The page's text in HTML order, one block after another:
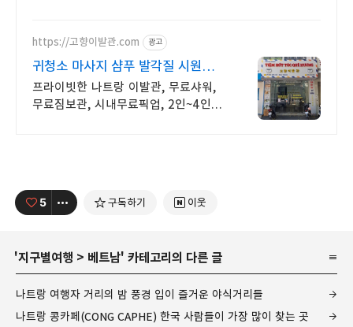
https://고향이발관.com 광고
귀청소 마사지 샴푸 발각질 시원하고
만족도 높은 이발관
프라이빗한 나트랑 이발관, 무료샤워,
무료짐보관, 시내무료픽업, 2인~4인실
5 구독하기 이웃
'지구별여행 > 베트남' 카테고리의 다른 글
나트랑 여행자 거리의 밤 풍경 입이 즐거운 야식거리들
나트랑 콩카페(CONG CAPHE) 한국 사람들이 가장 많이 찾는 곳